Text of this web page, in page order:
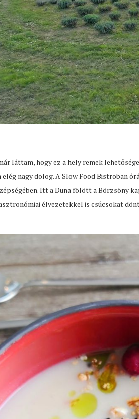
láttam, hogy ez a hely remek
nagy dolog. A Slow Food Bistroban
Itt a Duna fölött a Börzsöny
élvezetekkel is csúcsokat